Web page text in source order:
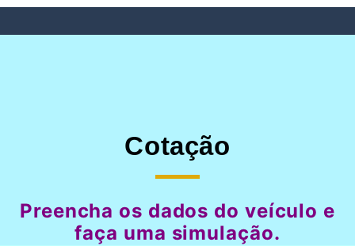
Cotação
Preencha os dados do veículo e
faça uma simulação.